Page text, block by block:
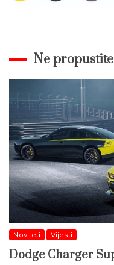
Ne
Noviteti Vijesti
Dodge Charger